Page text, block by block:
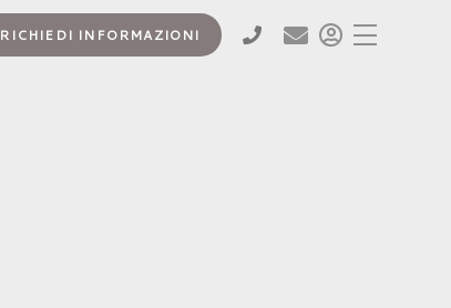
RICHIEDI INFORMAZIONI